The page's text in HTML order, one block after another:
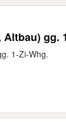
gg.
1-Zi-Whg.